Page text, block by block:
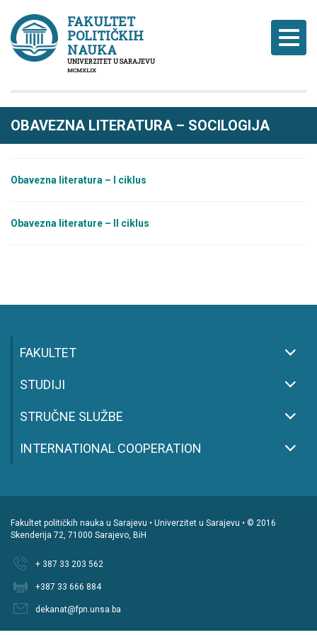
FAKULTET
POLITIČKIH
NAUKA
UNIVERZITET U SARAJEVU
MCMXLIX
OBAVEZNA LITERATURA – SOCILOGIJA
Obavezna literatura – I ciklus
Obavezna literature – II ciklus
FAKULTET
STUDIJI
STRUČNE SLUŽBE
INTERNATIONAL COOPERATION
Fakultet političkih nauka u Sarajevu • Univerzitet u Sarajevu • © 2016
Skenderija 72, 71000 Sarajevo, BiH
+ 387 33 203 562
+387 33 666 884
dekanat@fpn.unsa.ba